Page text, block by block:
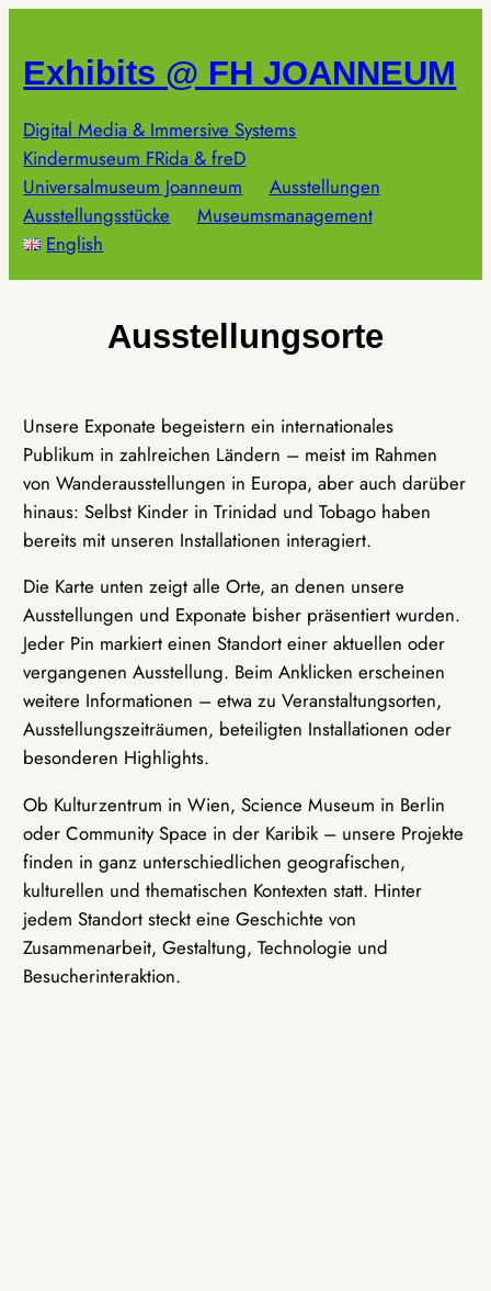
springen
Exhibits @ FH JOANNEUM
Digital Media & Immersive Systems
Kindermuseum FRida & freD
Universalmuseum Joanneum
Ausstellungen
Ausstellungsstücke
Museumsmanagement
English
Ausstellungsorte
Unsere Exponate begeistern ein internationales
Publikum in zahlreichen Ländern – meist im Rahmen
von Wanderausstellungen in Europa, aber auch darüber
hinaus: Selbst Kinder in Trinidad und Tobago haben
bereits mit unseren Installationen interagiert.
Die Karte unten zeigt alle Orte, an denen unsere
Ausstellungen und Exponate bisher präsentiert wurden.
Jeder Pin markiert einen Standort einer aktuellen oder
vergangenen Ausstellung. Beim Anklicken erscheinen
weitere Informationen – etwa zu Veranstaltungsorten,
Ausstellungszeiträumen, beteiligten Installationen oder
besonderen Highlights.
Ob Kulturzentrum in Wien, Science Museum in Berlin
oder Community Space in der Karibik – unsere Projekte
finden in ganz unterschiedlichen geografischen,
kulturellen und thematischen Kontexten statt. Hinter
jedem Standort steckt eine Geschichte von
Zusammenarbeit, Gestaltung, Technologie und
Besucherinteraktion.